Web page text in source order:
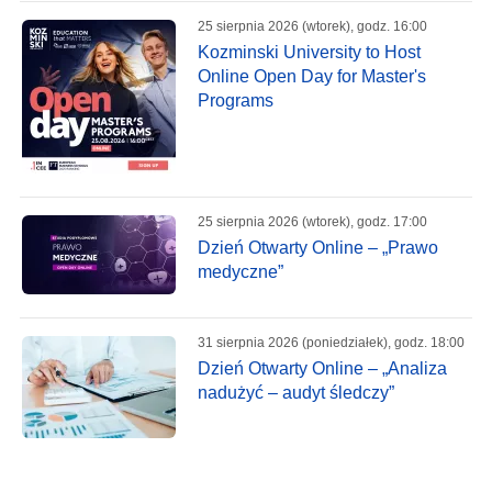
25 sierpnia 2026 (wtorek), godz. 16:00
Kozminski University to Host
Online Open Day for Master's
Programs
25 sierpnia 2026 (wtorek), godz. 17:00
Dzień Otwarty Online – „Prawo
medyczne”
31 sierpnia 2026 (poniedziałek), godz. 18:00
Dzień Otwarty Online – „Analiza
nadużyć – audyt śledczy”